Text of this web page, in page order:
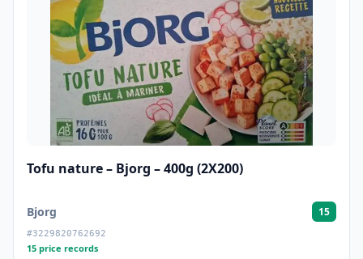
Tofu nature – Bjorg – 400g (2X200)
Bjorg 15
#3229820762692
15 price records